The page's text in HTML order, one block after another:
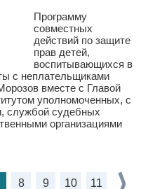
Программу
совместных
действий по защите
прав детей,
воспитывающихся в
с неплательщиками
вместе с Главой
уполномоченных, с
службой судебных
организациями
8 9 10 11